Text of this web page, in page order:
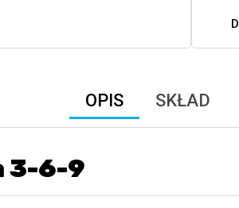
OPIS SKŁAD
3-6-9